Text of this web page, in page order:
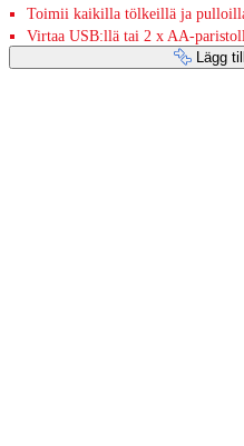
Toimii kaikilla tölkeillä ja
Virtaa USB:llä tai 2 x AA-
Lägg